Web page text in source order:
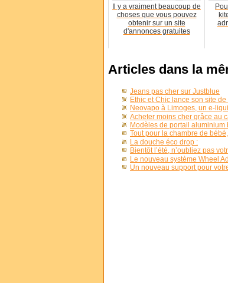
Il y a vraiment beaucoup de
choses que vous pouvez
obtenir sur un site
d'annonces gratuites
Articles dans la
Jeans pas cher sur Justblue
Ethic et Chic lance son site
Neovapo à Limoges, un e-
Acheter moins cher grâce au
Modèles de portail aluminium
Tout pour la chambre de
La douche éco drop :
Bientôt l’été, n’oubliez pas
Le nouveau système Wheel
Un nouveau support pour